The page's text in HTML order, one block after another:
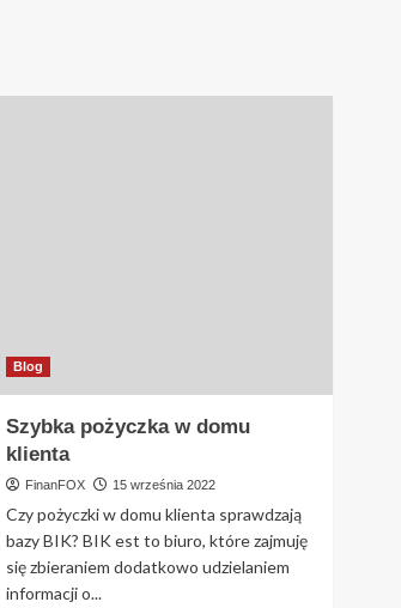
Blog
Szybka pożyczka w domu
klienta
FinanFOX 15 września 2022
Czy pożyczki w domu klienta sprawdzają
bazy BIK? BIK est to biuro, które zajmuję
się zbieraniem dodatkowo udzielaniem
informacji o...